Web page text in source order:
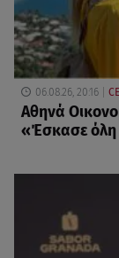
06.08.26, 20:16
Αθηνά
«Έσκασε όλη